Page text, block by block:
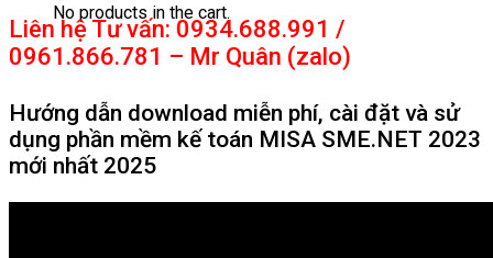
No products in the cart.
Liên hệ Tư vấn: 0934.688.991 /
0961.866.781 – Mr Quân (zalo)
Hướng dẫn download miễn phí, cài đặt và sử
dụng phần mềm kế toán MISA SME.NET 2023
mới nhất 2025